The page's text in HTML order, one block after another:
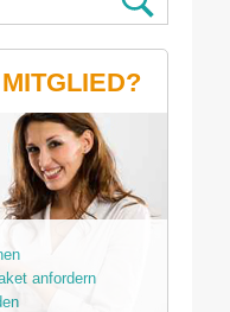
MITGLIED?
anfordern